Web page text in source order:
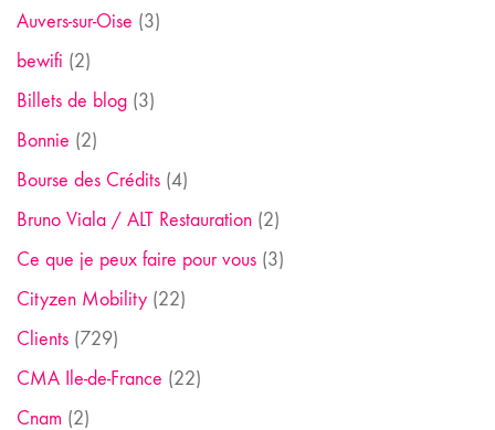
Auvers-sur-Oise (3)
bewifi (2)
Billets de blog (3)
Bonnie (2)
Bourse des Crédits (4)
Bruno Viala / ALT Restauration (2)
Ce que je peux faire pour vous (3)
Cityzen Mobility (22)
Clients (729)
CMA Ile-de-France (22)
Cnam (2)